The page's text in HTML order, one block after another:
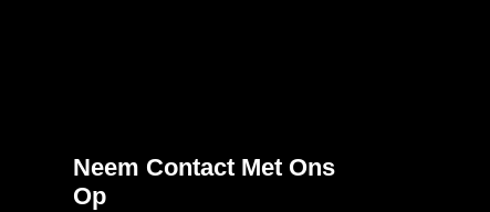
Neem Contact Met Ons
Op